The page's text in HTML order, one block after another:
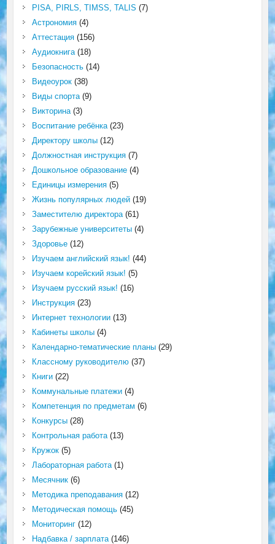
PISA, PIRLS, TIMSS, TALIS (7)
Астрономия(4)
Аттестация(156)
Аудиокнига(18)
Безопасность(14)
Видеоурок(38)
Виды спорта(9)
Викторина(3)
Воспитание ребёнка(23)
Директору школы(12)
Должностная инструкция(7)
Дошкольное образование(4)
Единицы измерения(5)
Жизнь популярных людей(19)
Заместителю директора(61)
Зарубежные университеты(4)
Здоровье(12)
Изучаем английский язык! (44)
Изучаем корейский язык! (5)
Изучаем русский язык! (16)
Инструкция(23)
Интернет технологии(13)
Кабинеты школы(4)
Календарно-тематические планы(29)
Классному руководителю(37)
Книги(22)
Коммунальные платежи(4)
Компетенция по предметам (6)
Конкурсы(28)
Контрольная работа(13)
Кружок(5)
Лабораторная работа(1)
Месячник(6)
Методика преподавания(12)
Методическая помощь(45)
Мониторинг(12)
Надбавка / зарплата(146)